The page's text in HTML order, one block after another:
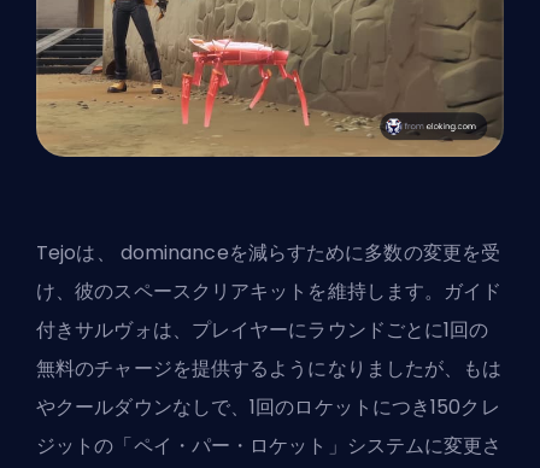
Tejoは、 dominanceを減らすために多数の変更を受
け、彼のスペースクリアキットを維持します。ガイド
付きサルヴォは、プレイヤーにラウンドごとに1回の
無料のチャージを提供するようになりましたが、もは
やクールダウンなしで、1回のロケットにつき150クレ
ジットの「ペイ・パー・ロケット」システムに変更さ